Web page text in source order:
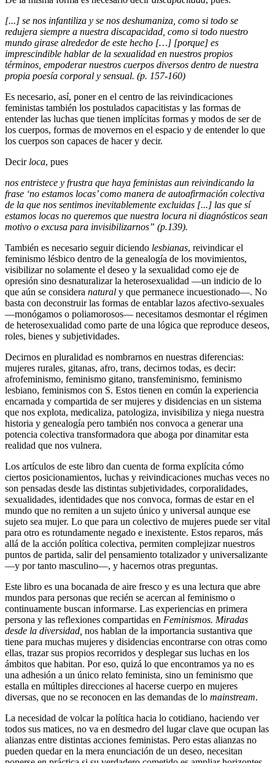
[...] se nos infantiliza y se nos deshumaniza, como si todo se
redujera siempre a nuestra discapacidad, como si todo nuestro
mundo girase alrededor de este hecho […] [porque] es
imprescindible hablar de la sexualidad en nuestros propios
términos, empoderar nuestros cuerpos diversos dentro de nuestra
propia poesía corporal y sensual. (p. 157-160)
Es necesario, así, poner en el centro de las reivindicaciones
feministas también los postulados capacitistas y las formas de
entender las luchas que tienen implícitas formas y modos de ser de
los cuerpos, formas de movernos en el espacio y de entender lo que
los cuerpos son capaces de hacer y decir.
Decir loca, pues
nos entristece y frustra que haya feministas aun reivindicando la
frase ‘no estamos locas’ como manera de autoafirmación colectiva
de la que nos sentimos inevitablemente excluidas [...] las que sí
estamos locas no queremos que nuestra locura ni diagnósticos sean
motivo o excusa para invisibilizarnos” (p.139).
También es necesario seguir diciendo lesbianas, reivindicar el
feminismo lésbico dentro de la genealogía de los movimientos,
visibilizar no solamente el deseo y la sexualidad como eje de
opresión sino desnaturalizar la heterosexualidad —un indicio de lo
que aún se considera natural y que permanece incuestionado—. No
basta con deconstruir las formas de entablar lazos afectivo-sexuales
—monógamos o poliamorosos— necesitamos desmontar el régimen
de heterosexualidad como parte de una lógica que reproduce deseos,
roles, bienes y subjetividades.
Decirnos en pluralidad es nombrarnos en nuestras diferencias:
mujeres rurales, gitanas, afro, trans, decirnos todas, es decir:
afrofeminismo, feminismo gitano, transfeminismo, feminismo
lesbiano, feminismos con S. Estos tienen en común la experiencia
encarnada y compartida de ser mujeres y disidencias en un sistema
que nos explota, medicaliza, patologiza, invisibiliza y niega nuestra
historia y genealogía pero también nos convoca a generar una
potencia colectiva transformadora que aboga por dinamitar esta
realidad que nos vulnera.
Los artículos de este libro dan cuenta de forma explícita cómo
ciertos posicionamientos, luchas y reivindicaciones muchas veces no
son pensadas desde las distintas subjetividades, corporalidades,
sexualidades, identidades que nos convoca, formas de estar en el
mundo que no remiten a un sujeto único y universal aunque ese
sujeto sea mujer. Lo que para un colectivo de mujeres puede ser vital
para otro es rotundamente negado e inexistente. Estos reparos, más
allá de la acción política colectiva, permiten complejizar nuestros
puntos de partida, salir del pensamiento totalizador y universalizante
—y por tanto masculino—, y hacernos otras preguntas.
Este libro es una bocanada de aire fresco y es una lectura que abre
mundos para personas que recién se acercan al feminismo o
continuamente buscan informarse. Las experiencias en primera
persona y las reflexiones compartidas en Feminismos. Miradas
desde la diversidad, nos hablan de la importancia sustantiva que
tiene para muchas mujeres y disidencias encontrarse con otras como
ellas, trazar sus propios recorridos y desplegar sus luchas en los
ámbitos que habitan. Por eso, quizá lo que encontramos ya no es
una adhesión a un único relato feminista, sino un feminismo que
estalla en múltiples direcciones al hacerse cuerpo en mujeres
diversas, que no se reconocen en las demandas de lo mainstream.
La necesidad de volcar la política hacia lo cotidiano, haciendo ver
todos sus matices, no va en desmedro del lugar clave que ocupan las
alianzas entre distintas acciones feministas. Pero estas alianzas no
pueden quedar en la mera enunciación de un deseo, necesitan